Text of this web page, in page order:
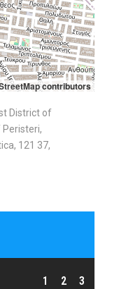
contributors
District of
Peristeri,
121 37,
1 2 3